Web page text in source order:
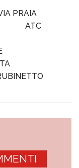
PRAIA
ATC